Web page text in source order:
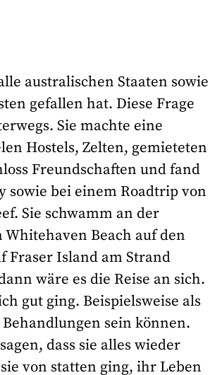
australischen Staaten sowie
gefallen hat. Diese Frage
Sie machte eine
Hostels, Zelten, gemieteten
Freundschaften und fand
sowie bei einem Roadtrip von
Sie schwamm an der
Beach auf den
Fraser Island am Strand
wäre es die Reise an sich.
gut ging. Beispielsweise als
sein können.
dass sie alles wieder
von statten ging, ihr Leben